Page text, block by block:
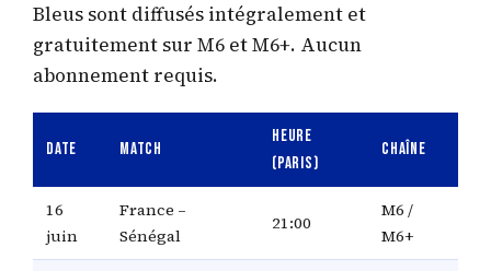
Bleus sont diffusés intégralement et
gratuitement sur M6 et M6+. Aucun
abonnement requis.
Date Match
Heure
(Paris)
Chaîne
16
juin
France –
Sénégal
21:00
M6 /
M6+